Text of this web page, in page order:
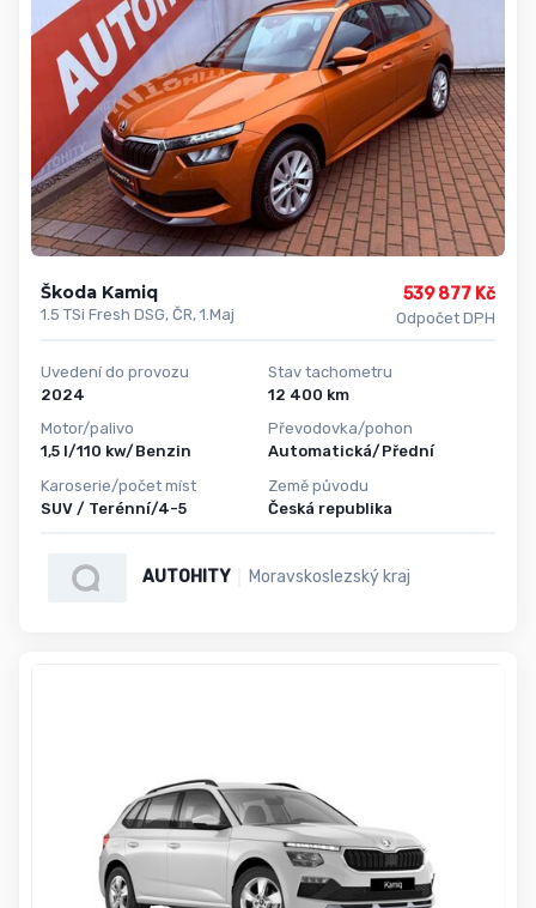
Škoda Kamiq
1.5 TSi Fresh DSG, ČR, 1.Maj
539 877 Kč
Odpočet DPH
Uvedení do provozu
2024
Motor/palivo
1,5 l/110 kw/Benzin
Karoserie/počet míst
SUV / Terénní/4-5
Stav tachometru
12 400 km
Převodovka/pohon
Automatická/Přední
Země původu
Česká republika
AUTOHITY Moravskoslezský kraj